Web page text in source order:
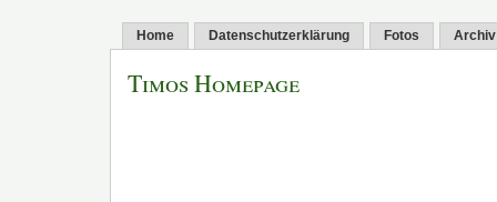
Home Datenschutzerklärung Fotos Archiv
Timos Homepage